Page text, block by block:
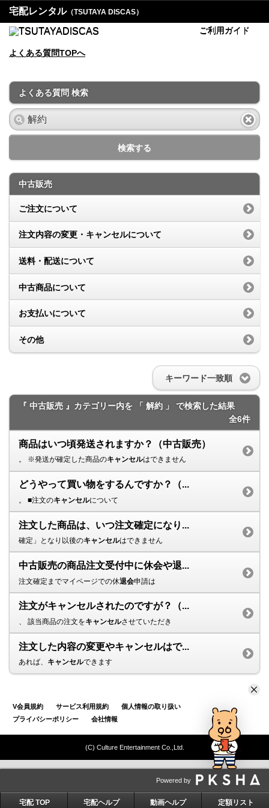
宅配レンタル（TSUTAYA DISCAS）
ご利用ガイド
よくある質問TOPへ
よくある質問 検索
検索する
中古販売
ご注文について
注文内容の変更・キャンセルについて
送料・配送について
中古商品について
お支払いについて
その他
キーワード一致順
『 中古販売 』カテゴリー内を 「 解約 」 で検索した結果
全6件
商品はいつ頃発送されますか？（中古販売）
。 ※発送が確定した商品のキャンセルはできません
どうやって買い物をするんですか？（...
。 ■注文のキャンセルについて
注文した商品は、いつ注文確定になり...
確定」となり以後のキャンセルはできません
中古販売の商品注文受付中に休会や退...
注文確定までマイページでの休退会申請は
注文がキャンセルされたのですが？（...
、 該当商品の注文をキャンセルさせていただき
注文した内容の変更やキャンセルはで...
あれば、 キャンセルできます
V会員規約 サービス利用規約
個人情報の取り扱い
プライバシーポリシー
会社情報
(C) Culture Entertainment Co.,Ltd.
宅配 TOP 宅配ヘルプ 動画ヘルプ 定額リスト
Powered by